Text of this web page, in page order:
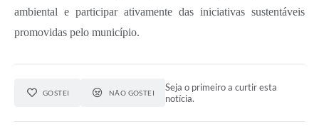
ambiental e participar ativamente das iniciativas sustentáveis
promovidas pelo município.
GOSTEI NÃO GOSTEI
Seja o primeiro a curtir esta
notícia.